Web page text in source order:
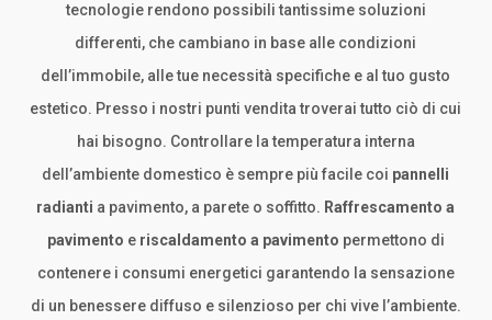
tecnologie rendono possibili tantissime soluzioni
differenti, che cambiano in base alle condizioni
dell’immobile, alle tue necessità specifiche e al tuo gusto
estetico. Presso i nostri punti vendita troverai tutto ciò di cui
hai bisogno. Controllare la temperatura interna
dell’ambiente domestico è sempre più facile coi pannelli
radianti a pavimento, a parete o soffitto. Raffrescamento a
pavimento e riscaldamento a pavimento permettono di
contenere i consumi energetici garantendo la sensazione
di un benessere diffuso e silenzioso per chi vive l’ambiente.